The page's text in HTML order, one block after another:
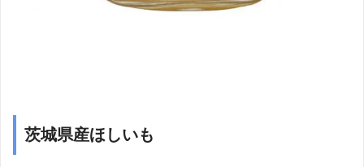
茨城県産ほしいも